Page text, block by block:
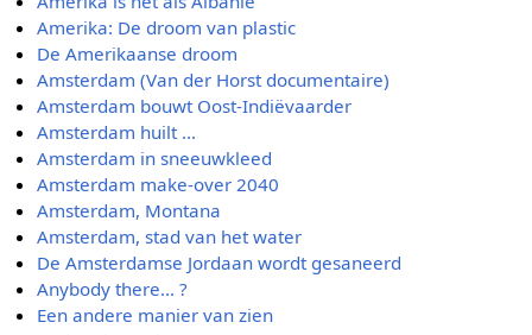
Amerika: De droom van plastic
De Amerikaanse droom
Amsterdam (Van der Horst documentaire)
Amsterdam bouwt Oost-Indiëvaarder
Amsterdam huilt ...
Amsterdam in sneeuwkleed
Amsterdam make-over 2040
Amsterdam, Montana
Amsterdam, stad van het water
De Amsterdamse Jordaan wordt gesaneerd
Anybody there... ?
Een andere manier van zien